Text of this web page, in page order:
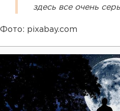
здесь все очень
Фото: pixabay.com